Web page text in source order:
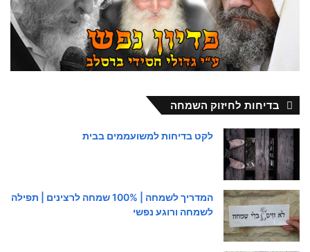
בדיחות לחיזוק השמחה
לקט בדיחות למשועממים בבית
המדריך לשמחה | 100% שמחה לרצינים | תפילה
לשמחה ורוגע נפשי